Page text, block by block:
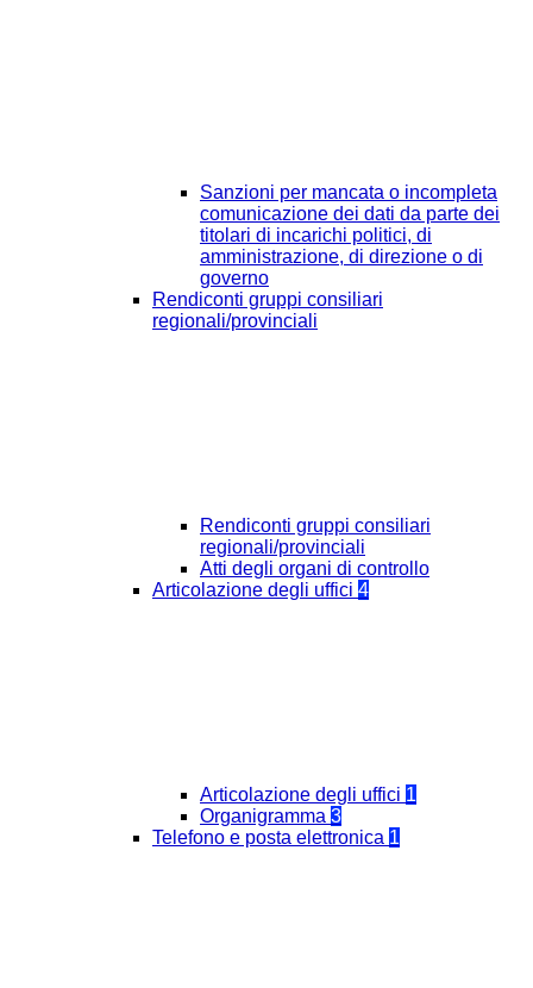
Sanzioni per mancata o incompleta
comunicazione dei dati da parte dei
titolari di incarichi politici, di
amministrazione, di direzione o di
governo
Rendiconti gruppi consiliari
regionali/provinciali
Rendiconti gruppi consiliari
regionali/provinciali
Atti degli organi di controllo
Articolazione degli uffici 4
Articolazione degli uffici 1
Organigramma 3
Telefono e posta elettronica 1